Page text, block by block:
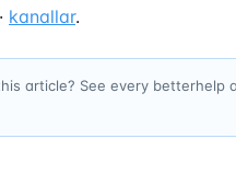
· kanallar.
article? See every betterhelp